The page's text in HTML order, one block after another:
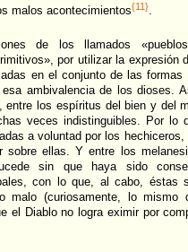
malos acontecimientos{11}.
de los llamados
por utilizar la expresión
en el conjunto de las formas
esa ambivalencia de los dioses.
entre los espíritus del bien y del
veces indistinguibles. Por lo
a voluntad por los
sobre ellas. Y entre los
sin que haya sido
con lo que, al cabo, éstas
malo (curiosamente, lo
el Diablo no logra eximir por